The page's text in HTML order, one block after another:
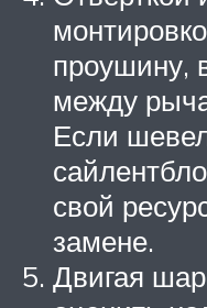
проушину,
между
Если
свой
замене.
Двигая